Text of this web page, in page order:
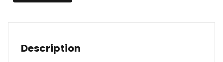
Description